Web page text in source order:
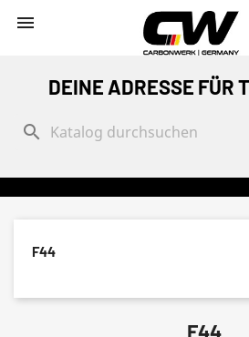

DEINE ADRESSE FÜR
search
F44
F44